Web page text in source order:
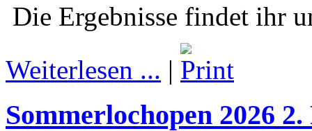
Die Ergebnisse findet ihr
Weiterlesen ... |
Sommerlochopen 2026